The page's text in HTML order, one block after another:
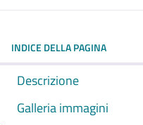
INDICE DELLA PAGINA
Descrizione
Galleria immagini